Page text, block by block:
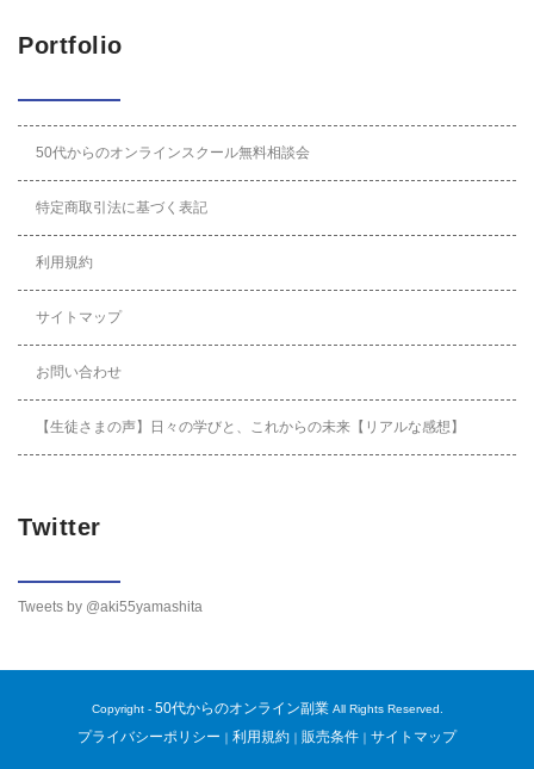
Portfolio
50代からのオンラインスクール無料相談会
特定商取引法に基づく表記
利用規約
サイトマップ
お問い合わせ
【生徒さまの声】日々の学びと、これからの未来【リアルな感想】
Twitter
Tweets by @aki55yamashita
Copyright - 50代からのオンライン副業All Rights Reserved.
プライバシーポリシー ｜ 利用規約 ｜ 販売条件 ｜ サイトマップ